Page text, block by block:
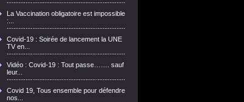
La Vaccination obligatoire est impossible
:...
Covid-19 : Soirée de lancement la UNE
TV en...
Vidéo : Covid-19 : Tout passe……. sauf
leur...
Covid 19, Tous ensemble pour défendre
nos...